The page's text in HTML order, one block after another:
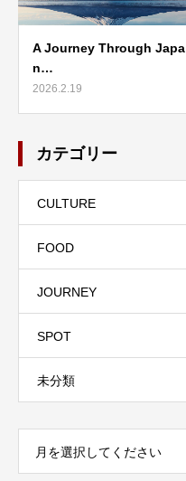
A Journey Through Japa
n…
2026.2.19
カテゴリー
CULTURE
FOOD
JOURNEY
SPOT
未分類
月を選択してください